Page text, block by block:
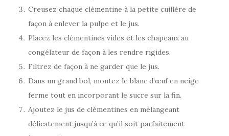
Creusez chaque clémentine à la petite cuillère de
façon à enlever la pulpe et le jus.
Placez les clémentines vides et les chapeaux au
congélateur de façon à les rendre rigides.
Filtrez de façon à ne garder que le jus.
Dans un grand bol, montez le blanc d’œuf en neige
ferme tout en incorporant le sucre sur la fin.
Ajoutez le jus de clémentines en mélangeant
délicatement jusqu’à ce qu’il soit parfaitement